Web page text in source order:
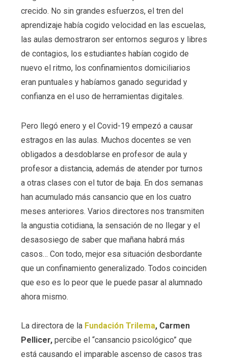
crecido. No sin grandes esfuerzos, el tren del
aprendizaje había cogido velocidad en las escuelas,
las aulas demostraron ser entornos seguros y libres
de contagios, los estudiantes habían cogido de
nuevo el ritmo, los confinamientos domiciliarios
eran puntuales y habíamos ganado seguridad y
confianza en el uso de herramientas digitales.
Pero llegó enero y el Covid-19 empezó a causar
estragos en las aulas. Muchos docentes se ven
obligados a desdoblarse en profesor de aula y
profesor a distancia, además de atender por turnos
a otras clases con el tutor de baja. En dos semanas
han acumulado más cansancio que en los cuatro
meses anteriores. Varios directores nos transmiten
la angustia cotidiana, la sensación de no llegar y el
desasosiego de saber que mañana habrá más
casos… Con todo, mejor esa situación desbordante
que un confinamiento generalizado. Todos coinciden
que eso es lo peor que le puede pasar al alumnado
ahora mismo.
La directora de la Fundación Trilema, Carmen
Pellicer,percibe el “cansancio psicológico” que
está causando el imparable ascenso de casos tras